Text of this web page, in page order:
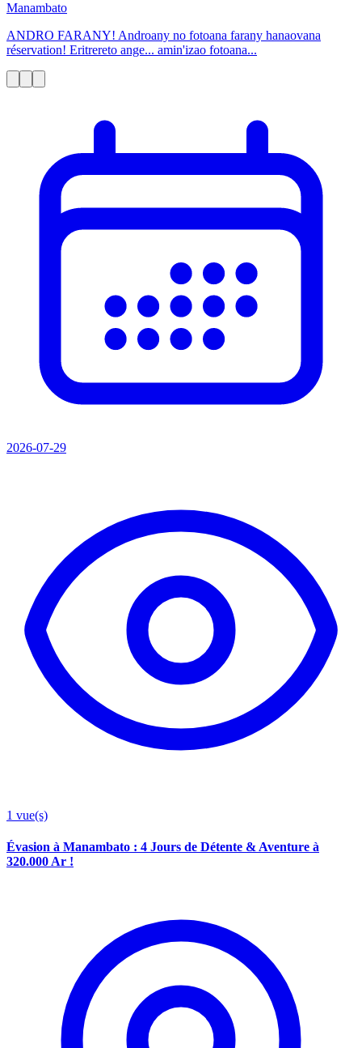
Manambato
ANDRO FARANY! Androany no fotoana farany hanaovana
réservation! Eritrereto ange... amin'izao fotoana...
2026-07-29
1 vue(s)
Évasion à Manambato : 4 Jours de Détente & Aventure à
320.000 Ar !